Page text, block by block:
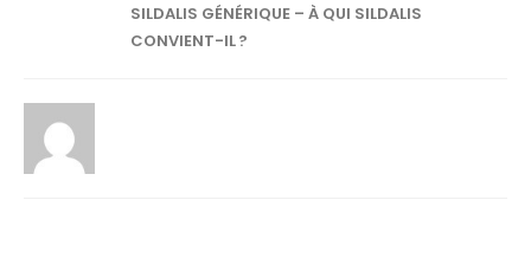
SILDALIS GÉNÉRIQUE – À QUI SILDALIS
CONVIENT-IL ?